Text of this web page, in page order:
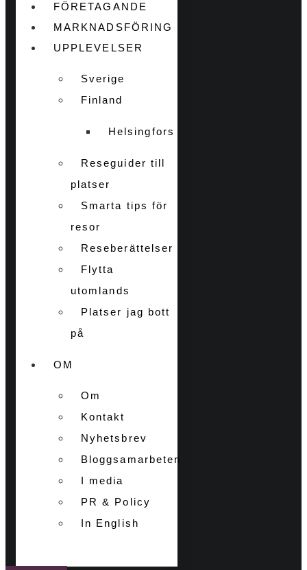
FÖRETAGANDE
MARKNADSFÖRING
UPPLEVELSER
Sverige
Finland
Helsingfors
Reseguider till
platser
Smarta tips för
resor
Reseberättelser
Flytta
utomlands
Platser jag bott
på
OM
Om
Kontakt
Nyhetsbrev
Bloggsamarbeten
I media
PR & Policy
In English